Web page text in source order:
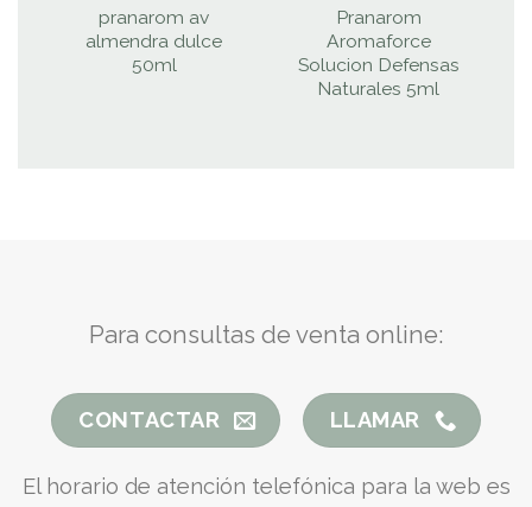
pranarom av
almendra dulce
50ml
Pranarom
Aromaforce
Solucion Defensas
Naturales 5ml
Para consultas de venta online:
CONTACTAR LLAMAR
El horario de atención telefónica para la web es